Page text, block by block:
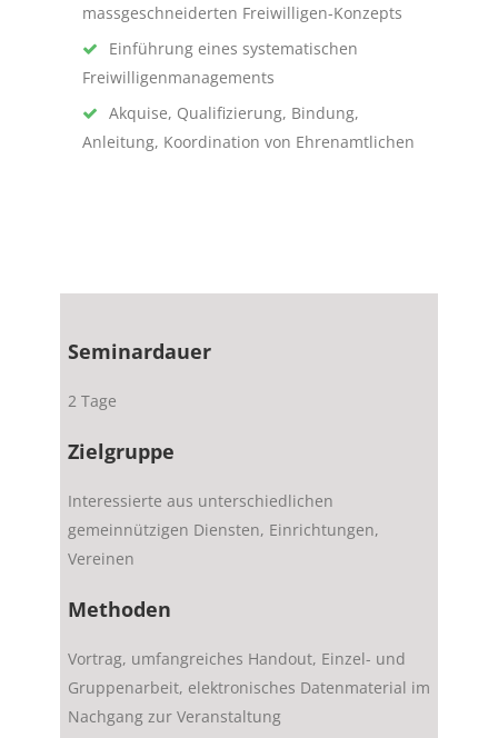
massgeschneiderten Freiwilligen-Konzepts
Einführung eines systematischen
Freiwilligenmanagements
Akquise, Qualifizierung, Bindung,
Anleitung, Koordination von Ehrenamtlichen
Seminardauer
2 Tage
Zielgruppe
Interessierte aus unterschiedlichen
gemeinnützigen Diensten, Einrichtungen,
Vereinen
Methoden
Vortrag, umfangreiches Handout, Einzel- und
Gruppenarbeit, elektronisches Datenmaterial im
Nachgang zur Veranstaltung